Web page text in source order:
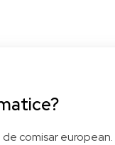
comisar